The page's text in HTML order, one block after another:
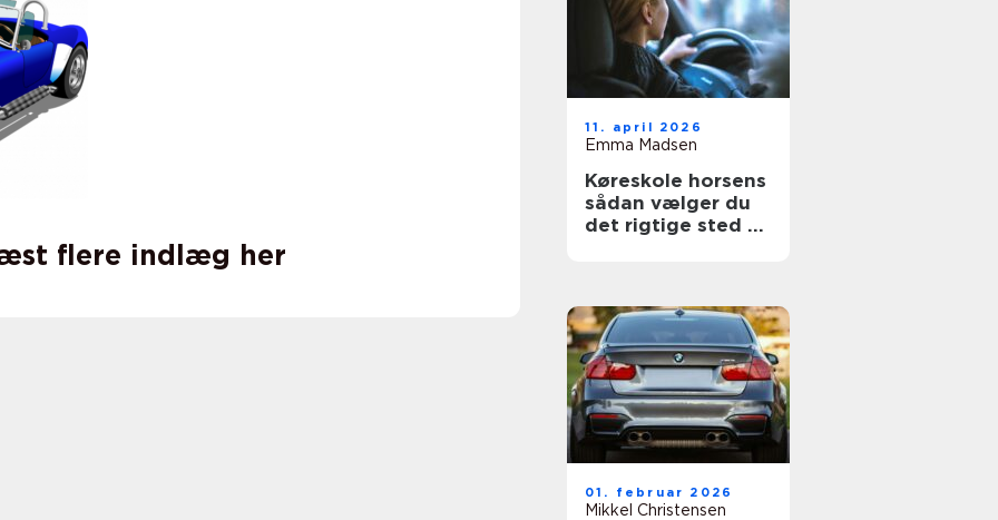
flere indlæg her
11. april 2026
Emma Madsen
Køreskole horsens
sådan vælger du
det rigtige sted til
01. februar 2026
Mikkel Christensen